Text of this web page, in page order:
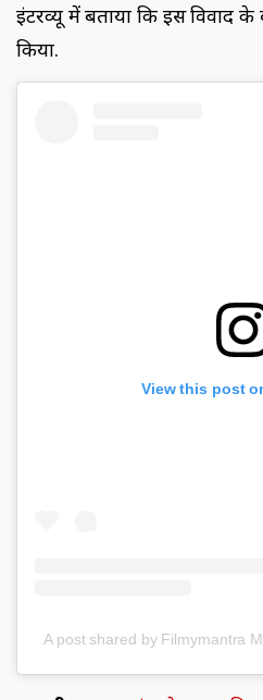
इंटरव्यू में बताया कि इस विवाद
किया.
View this post
A post shared by Filmymantra